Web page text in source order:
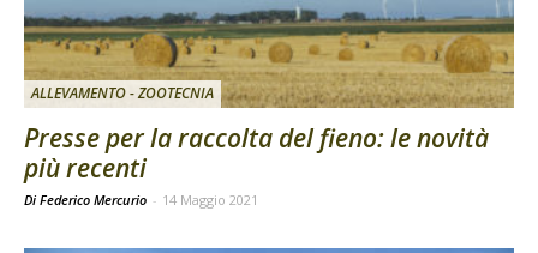
ALLEVAMENTO - ZOOTECNIA
Presse per la raccolta del fieno: le novità
più recenti
Di Federico Mercurio - 14 Maggio 2021